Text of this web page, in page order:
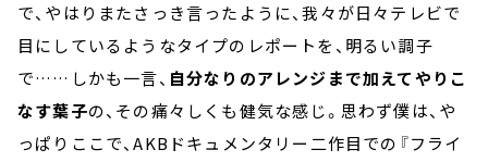
で、やはりまたさっき言ったように、我々が日々テレビで
目にしているようなタイプのレポートを、明るい調子
で……しかも一言、 自分なりのアレンジまで加えてやりこ
なす葉子の、その痛々しくも健気な感じ。思わず僕は、や
っぱりここで、AKBドキュメンタリー二作目での『フライ